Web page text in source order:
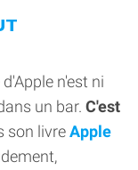
n'est ni
un bar. C'est
son livreApple